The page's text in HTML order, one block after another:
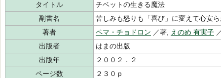
タイトル
チベットの生きる魔法
副書名
苦しみも怒りも「喜び」に変えて心安
著者
ペマ・チョドロン ／著, えのめ 有実子
出版者
はまの出版
出版年
２００２．２
ページ数
２３０ｐ